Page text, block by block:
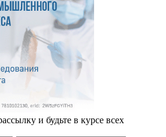
и будьте в курсе всех